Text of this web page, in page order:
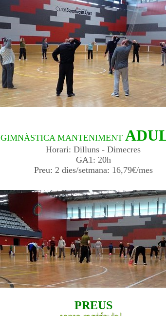
GIMNÀSTICA MANTENIMENT
Horari:Dilluns - Dimecres
GA1: 20h
Preu: 2 dies/setmana: 16,79€/mes
PREUS